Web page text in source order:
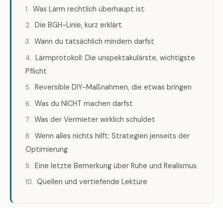
Was Lärm rechtlich überhaupt ist
Die BGH-Linie, kurz erklärt
Wann du tatsächlich mindern darfst
Lärmprotokoll: Die unspektakulärste, wichtigste
Pflicht
Reversible DIY-Maßnahmen, die etwas bringen
Was du NICHT machen darfst
Was der Vermieter wirklich schuldet
Wenn alles nichts hilft: Strategien jenseits der
Optimierung
Eine letzte Bemerkung über Ruhe und Realismus
Quellen und vertiefende Lektüre